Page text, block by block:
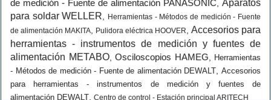
de medición - Fuente de alimentación PANASONIC Aparatos
para soldar WELLER
Herramientas - Métodos de medición - Fuente
de alimentación MAKITA
Pulidora eléctrica HOOVER
Accesorios para
herramientas - instrumentos de medición y fuentes de
alimentación METABO, Osciloscopios HAMEG
Herramientas
- Métodos de medición - Fuente de alimentación DEWALT ,Accesorios
para herramientas - instrumentos de medición y fuentes de
alimentación DEWALT Centro de control - Estación principal ARITECH